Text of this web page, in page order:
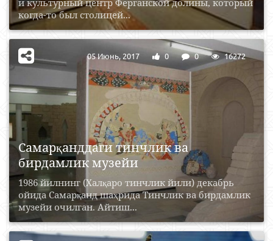
и культурный центр Ферганской долины, который
когда-то был столицей...
Самарқанддаги тинчлик ва
бирдамлик музейи
1986 йилнинг (Халқаро тинчлик йили) декабрь
ойида Самарқанд шаҳрида Тинчлик ва бирдамлик
музейи очилган. Айтиш...
05 Июнь, 2017 0 0 16272